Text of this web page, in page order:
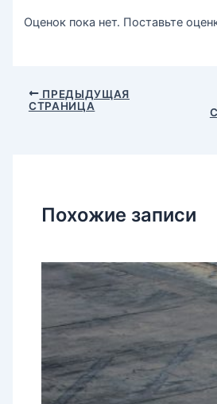
Оценок пока нет. Поставьте
ПРЕДЫДУЩАЯ
СТРАНИЦА
Похожие записи